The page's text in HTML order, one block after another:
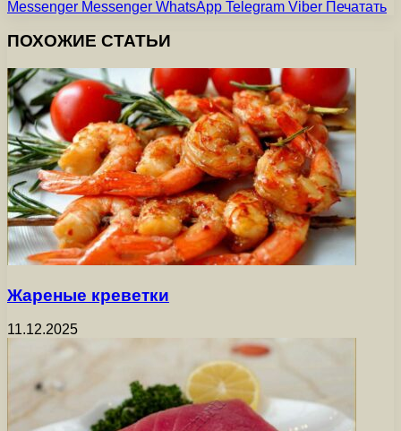
Messenger Messenger WhatsApp Telegram Viber Печатать
ПОХОЖИЕ СТАТЬИ
Жареные креветки
11.12.2025